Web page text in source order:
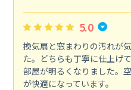
5.0
換気扇と窓まわりの汚れが
た。どちらも丁寧に仕上げ
部屋が明るくなりました。
が快適になっています。